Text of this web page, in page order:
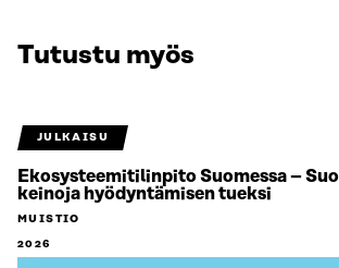
Tutustu myös
JULKAISU
Ekosysteemitilinpito Suomessa –
keinoja hyödyntämisen tueksi
MUISTIO
2026